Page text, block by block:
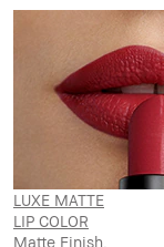
LUXE MATTE
LIP COLOR
Matte Finish,